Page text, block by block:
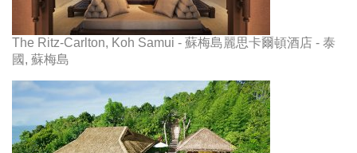
The Ritz-Carlton, Koh Samui - 蘇梅島麗思卡爾頓酒店 - 泰
國, 蘇梅島